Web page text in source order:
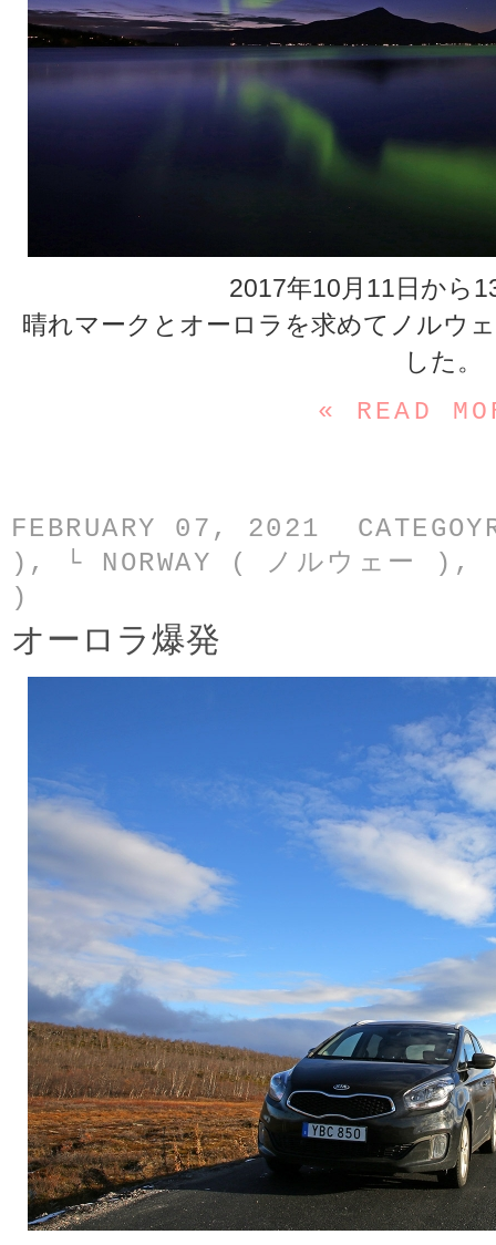
2017年10月11日から
晴れマークとオーロラを求めてノルウ
した。
« READ
FEBRUARY 07, 2021
) , └ NORWAY ( ノルウェー ) ,
)
オーロラ爆発